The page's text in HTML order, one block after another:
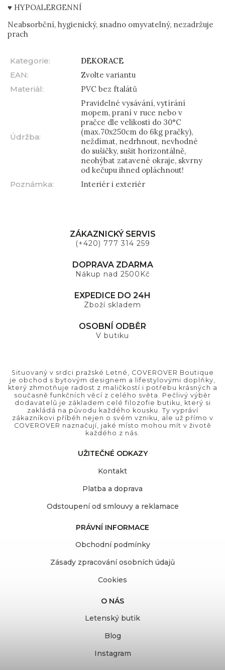
♥ HYPOALERGENNÍ
Neabsorbční, hygienický, snadno omyvatelný, nezadržuje
prach
Kategorie:
DEKORACE
EAN:
Zvolte variantu
Materiál: PVC bez ftalátů
Údržba:
Pravidelné vysávání, vytírání
mopem, praní v ruce nebo v
pračce dle velikosti do 30°C
(max.70x250cm do 6kg pračky),
neždímat, nedrhnout, nevhodné
do sušičky, sušit horizontálně,
neohýbat zatavené okraje, skvrny
od kečupu ihned opláchnout!
Poznámka: Interiér i exteriér
ZÁKAZNICKÝ SERVIS
(+420) 777 314 259
DOPRAVA ZDARMA
Nákup nad 2500Kč
EXPEDICE DO 24H
Zboží skladem
OSOBNÍ ODBĚR
V butiku
Situovaný v srdci pražské Letné, COVEROVER Boutique
je obchod s bytovým designem a lifestylovými doplňky,
který zhmotňuje radost z maličkostí i potřebu krásných a
současně funkčních věcí z celého světa. Pečlivý výběr
dodavatelů je základem celé filozofie butiku, který si
zakládá na původu každého kousku. Ty vypráví
zákazníkovi příběh nejen o svém vzniku, ale už přímo v
COVEROVER naznačují, jaké místo mohou mít v životě
každého z nás.
UŽITEČNÉ ODKAZY
Kontakt
Platba a doprava
Odstoupení od smlouvy a reklamace
PRÁVNÍ INFORMACE
Obchodní podmínky
Zásady zpracování osobních údajů
Cookies
O NÁS
Letenský butik
Blog
Instagram